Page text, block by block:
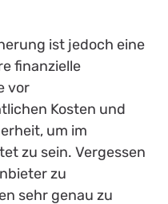
ist jedoch eine
finanzielle
vor
Kosten und
um im
zu sein. Vergessen
zu
sehr genau zu